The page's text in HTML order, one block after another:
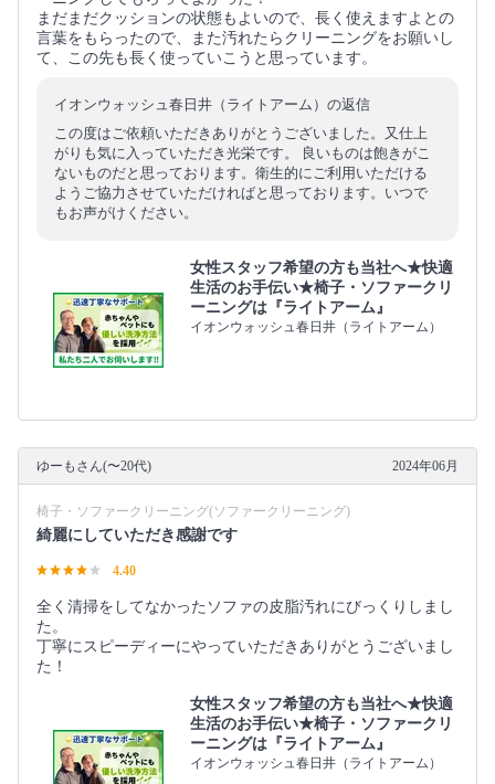
まだまだクッションの状態もよいので、長く使えますよとの
言葉をもらったので、また汚れたらクリーニングをお願いし
て、この先も長く使っていこうと思っています。
イオンウォッシュ春日井（ライトアーム）の返信
この度はご依頼いただきありがとうございました。又仕上
がりも気に入っていただき光栄です。 良いものは飽きがこ
ないものだと思っております。衛生的にご利用いただける
ようご協力させていただければと思っております。いつで
もお声がけください。
女性スタッフ希望の方も当社へ★快適
生活のお手伝い★椅子・ソファークリ
ーニングは『ライトアーム』
イオンウォッシュ春日井（ライトアーム）
ゆーもさん(〜20代) 2024年06月
椅子・ソファークリーニング(ソファークリーニング)
綺麗にしていただき感謝です
4.40
全く清掃をしてなかったソファの皮脂汚れにびっくりしまし
た。
丁寧にスピーディーにやっていただきありがとうございまし
た！
女性スタッフ希望の方も当社へ★快適
生活のお手伝い★椅子・ソファークリ
ーニングは『ライトアーム』
イオンウォッシュ春日井（ライトアーム）